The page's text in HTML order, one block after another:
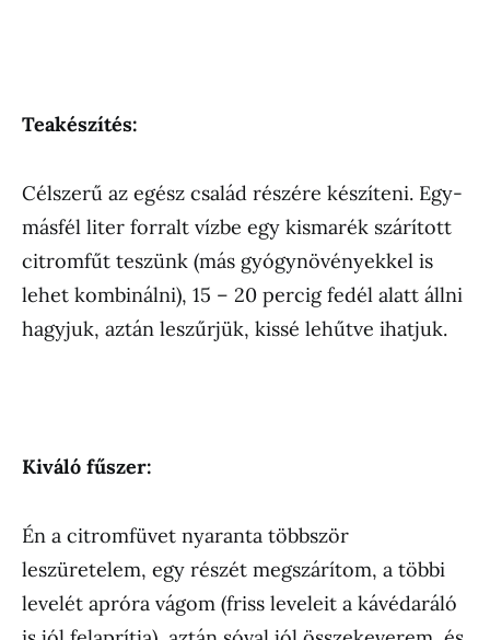
Teakészítés:
Célszerű az egész család részére készíteni. Egy-
másfél liter forralt vízbe egy kismarék szárított
citromfűt teszünk (más gyógynövényekkel is
lehet kombinálni), 15 – 20 percig fedél alatt állni
hagyjuk, aztán leszűrjük, kissé lehűtve ihatjuk.
Kiváló fűszer:
Én a citromfüvet nyaranta többször
leszüretelem, egy részét megszárítom, a többi
levelét apróra vágom (friss leveleit a kávédaráló